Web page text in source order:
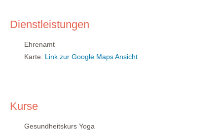
Dienstleistungen
Ehrenamt
Karte: Link zur Google Maps Ansicht
Kurse
Gesundheitskurs Yoga